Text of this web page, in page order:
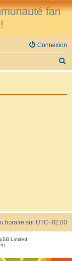
fan
Connexion
e
horaire sur UTC+02:00
Limited